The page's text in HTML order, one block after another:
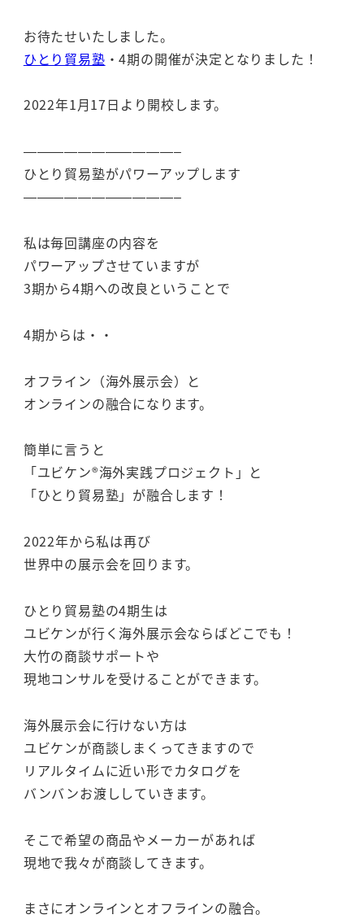
お待たせいたしました。
ひとり貿易塾 ・4期の開催が決定となりました！
2022年1月17日より開校します。
———————————–
ひとり貿易塾がパワーアップします
———————————–
私は毎回講座の内容を
パワーアップさせていますが
3期から4期への改良ということで
4期からは・・
オフライン（海外展示会）と
オンラインの融合になります。
簡単に言うと
「ユビケン®海外実践プロジェクト」と
「ひとり貿易塾」が融合します！
2022年から私は再び
世界中の展示会を回ります。
ひとり貿易塾の4期生は
ユビケンが行く海外展示会ならばどこでも！
大竹の商談サポートや
現地コンサルを受けることができます。
海外展示会に行けない方は
ユビケンが商談しまくってきますので
リアルタイムに近い形でカタログを
バンバンお渡ししていきます。
そこで希望の商品やメーカーがあれば
現地で我々が商談してきます。
まさにオンラインとオフラインの融合。